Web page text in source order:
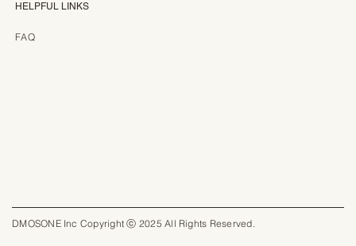
HELPFUL LINKS
FAQ
DMOSONE Inc Copyright ⓒ 2025 All Rights Reserved.​